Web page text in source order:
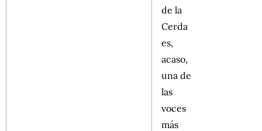
de la
Cerda
es,
acaso,
una de
las
voces
más